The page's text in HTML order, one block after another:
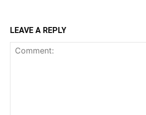
LEAVE A REPLY